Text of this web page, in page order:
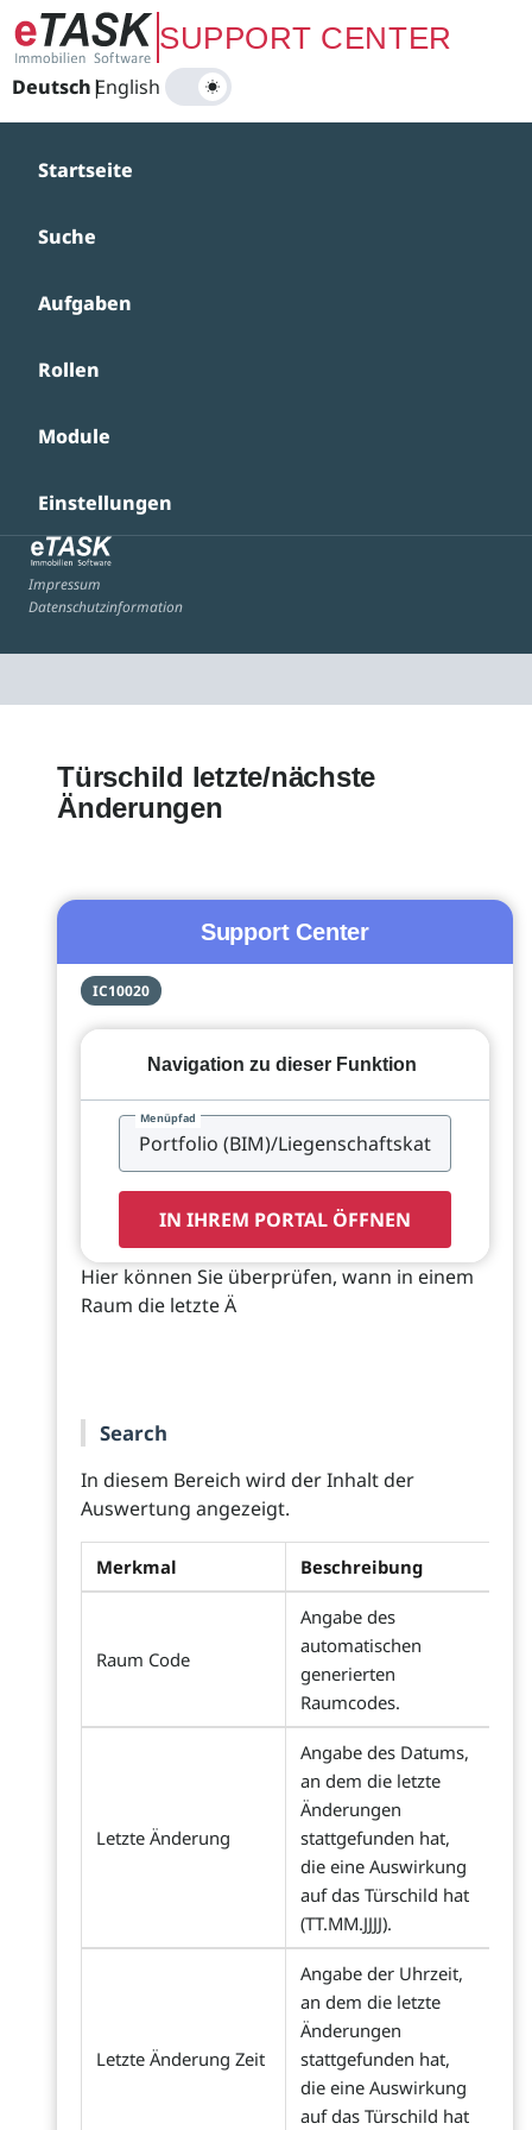
Zum Hauptinhalt springenSUPPORT CENTER
Deutsch|
English
Startseite
Suche
Aufgaben
Rollen
Module
Einstellungen
Impressum
Datenschutzinformation
Türschild letzte/nächste
Änderungen
Support Center
IC10020
Navigation zu dieser Funktion
Menüpfad
IN IHREM PORTAL ÖFFNEN
Hier können Sie überprüfen, wann in einem
Raum die letzte Ä
Search
In diesem Bereich wird der Inhalt der
Auswertung angezeigt.
Merkmal Beschreibung
Raum Code
Angabe des
automatischen
generierten
Raumcodes.
Letzte Änderung
Angabe des Datums,
an dem die letzte
Änderungen
stattgefunden hat,
die eine Auswirkung
auf das Türschild hat
(TT.MM.JJJJ).
Letzte Änderung Zeit
Angabe der Uhrzeit,
an dem die letzte
Änderungen
stattgefunden hat,
die eine Auswirkung
auf das Türschild hat